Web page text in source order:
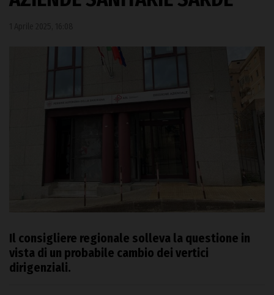
Il consigliere regionale solleva la questione in
vista di un probabile cambio dei vertici
dirigenziali.